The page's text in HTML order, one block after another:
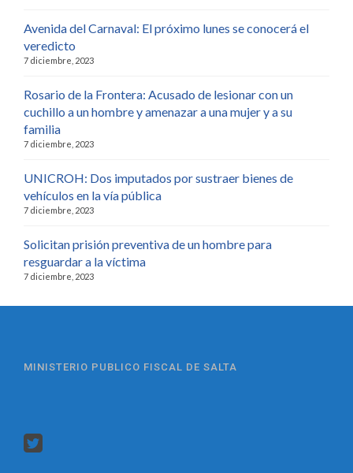
Avenida del Carnaval: El próximo lunes se conocerá el
veredicto
7 diciembre, 2023
Rosario de la Frontera: Acusado de lesionar con un
cuchillo a un hombre y amenazar a una mujer y a su
familia
7 diciembre, 2023
UNICROH: Dos imputados por sustraer bienes de
vehículos en la vía pública
7 diciembre, 2023
Solicitan prisión preventiva de un hombre para
resguardar a la víctima
7 diciembre, 2023
MINISTERIO PUBLICO FISCAL DE SALTA